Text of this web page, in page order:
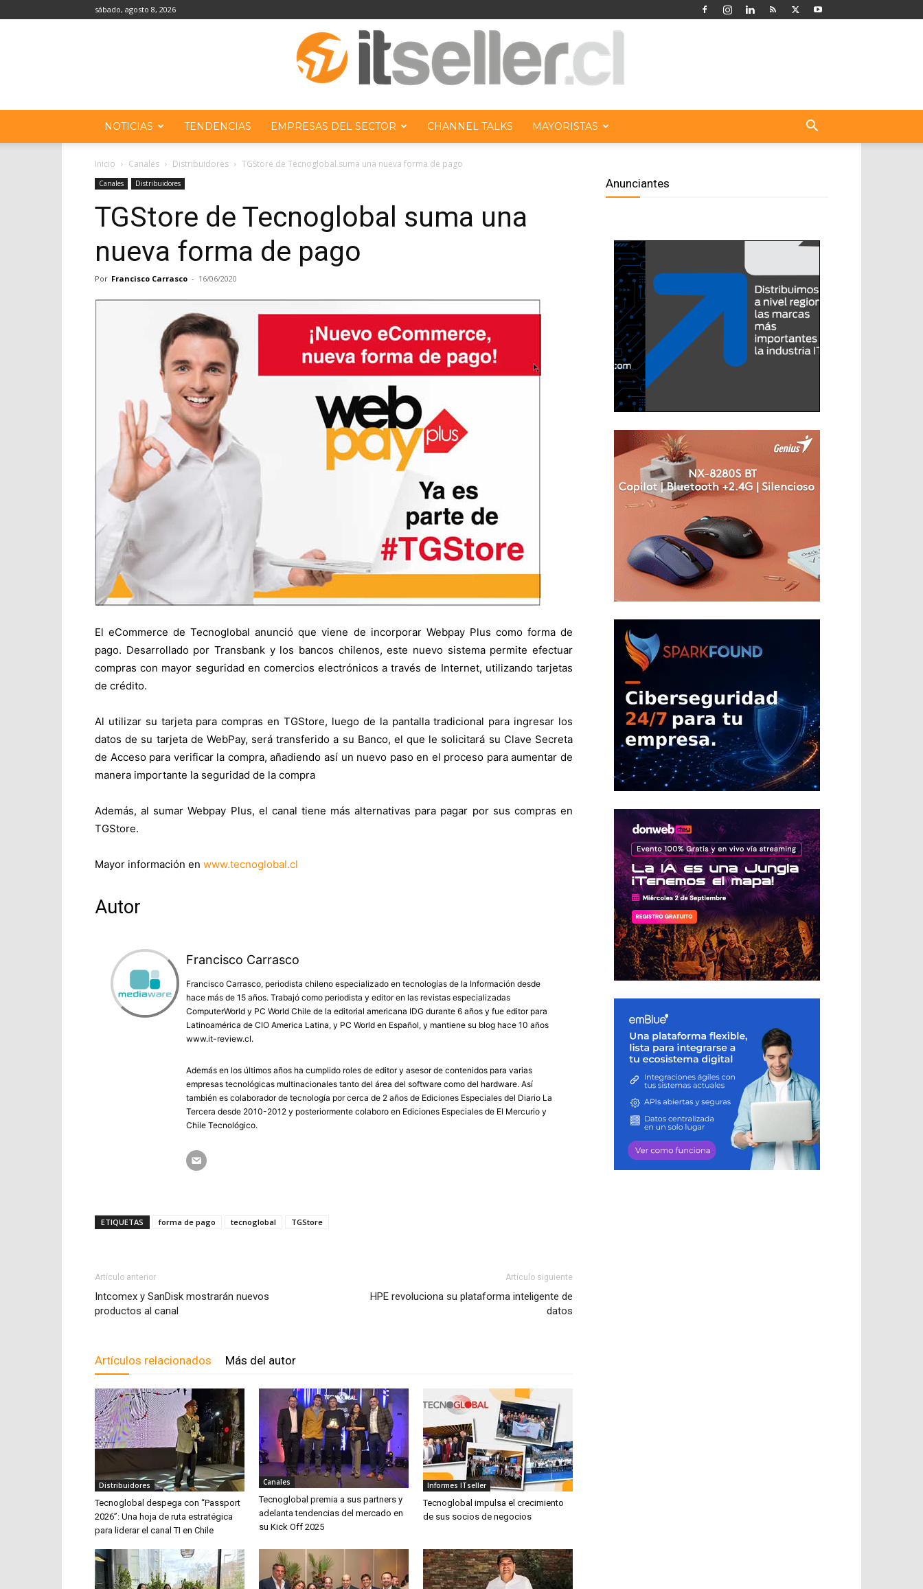
sábado, agosto 8, 2026
NOTICIAS TENDENCIAS EMPRESAS DEL SECTOR CHANNEL TALKS MAYORISTAS
Inicio Canales Distribuidores TGStore de Tecnoglobal suma una nueva forma de pago
Canales Distribuidores
TGStore de Tecnoglobal suma una
nueva forma de pago
Por Francisco Carrasco - 16/06/2020
El eCommerce de Tecnoglobal anunció que viene de incorporar Webpay Plus como forma de
pago. Desarrollado por Transbank y los bancos chilenos, este nuevo sistema permite efectuar
compras con mayor seguridad en comercios electrónicos a través de Internet, utilizando tarjetas
de crédito.
Al utilizar su tarjeta para compras en TGStore, luego de la pantalla tradicional para ingresar los
datos de su tarjeta de WebPay, será transferido a su Banco, el que le solicitará su Clave Secreta
de Acceso para verificar la compra, añadiendo así un nuevo paso en el proceso para aumentar de
manera importante la seguridad de la compra
Además, al sumar Webpay Plus, el canal tiene más alternativas para pagar por sus compras en
TGStore.
Mayor información en www.tecnoglobal.cl
Autor
Francisco Carrasco
Francisco Carrasco, periodista chileno especializado en tecnologías de la Información desde
hace más de 15 años. Trabajó como periodista y editor en las revistas especializadas
ComputerWorld y PC World Chile de la editorial americana IDG durante 6 años y fue editor para
Latinoamérica de CIO America Latina, y PC World en Español, y mantiene su blog hace 10 años
www.it-review.cl.
Además en los últimos años ha cumplido roles de editor y asesor de contenidos para varias
empresas tecnológicas multinacionales tanto del área del software como del hardware. Así
también es colaborador de tecnología por cerca de 2 años de Ediciones Especiales del Diario La
Tercera desde 2010-2012 y posteriormente colaboro en Ediciones Especiales de El Mercurio y
Chile Tecnológico.
ETIQUETAS forma de pago tecnoglobal TGStore
Artículo anterior
Intcomex y SanDisk mostrarán nuevos
productos al canal
Artículo siguiente
HPE revoluciona su plataforma inteligente de
datos
Artículos relacionados Más del autor
Distribuidores
Tecnoglobal despega con “Passport
2026”: Una hoja de ruta estratégica
para liderar el canal TI en Chile
Canales
Tecnoglobal premia a sus partners y
adelanta tendencias del mercado en
su Kick Off 2025
Informes ITseller
Tecnoglobal impulsa el crecimiento
de sus socios de negocios
Anunciantes